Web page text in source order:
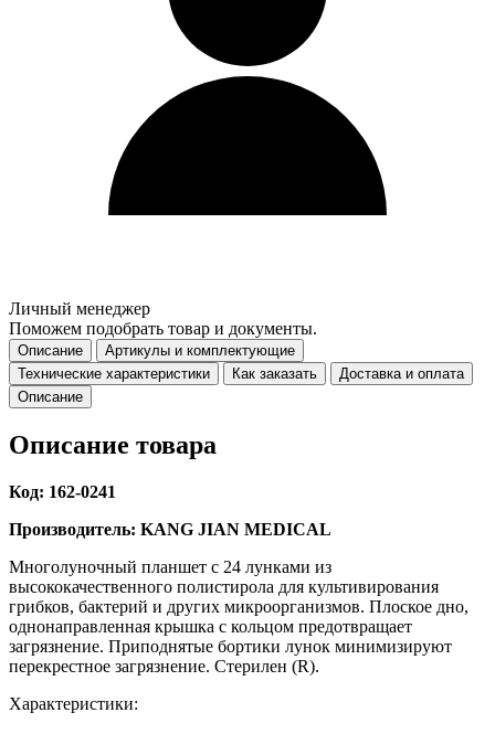
Личный менеджер
Поможем подобрать товар и документы.
Описание
Артикулы и комплектующие
Технические характеристики
Как заказать
Доставка и оплата
Описание
Описание товара
Код: 162-0241
Производитель: KANG JIAN MEDICAL
Многолуночный планшет с 24 лунками из
высококачественного полистирола для культивирования
грибков, бактерий и других микроорганизмов. Плоское дно,
однонаправленная крышка с кольцом предотвращает
загрязнение. Приподнятые бортики лунок минимизируют
перекрестное загрязнение. Стерилен (R).
Характеристики: